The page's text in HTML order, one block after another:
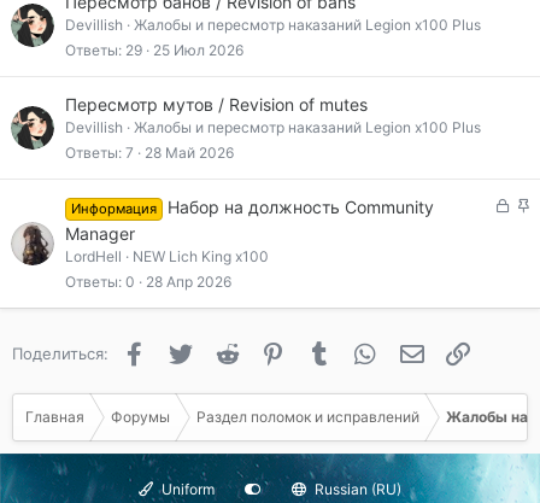
Devillish
Жалобы и пересмотр наказаний Legion x100 Plus
Ответы 29 25 Июл 2026
Пересмотр мутов / Revision of mutes
Devillish
Жалобы и пересмотр наказаний Legion x100 Plus
Ответы 7 28 Май 2026
З
З
Информация
Набор на должность Community
Manager
LordHell
NEW Lich King x100
Ответы 0 28 Апр 2026
Поделиться: FacebookTwitter Reddit PinterestTumblr WhatsAppЭлектронная
Главная Форумы Раздел поломок и исправлений Жалобы на
Uniform
Russian (RU)